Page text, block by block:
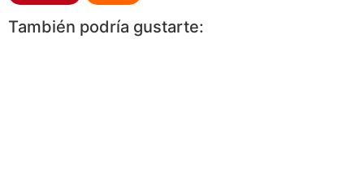
También podría gustarte: